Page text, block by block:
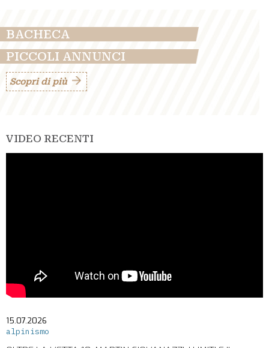
BACHECA
PICCOLI ANNUNCI
Scopri di più
VIDEO RECENTI
15.07.2026
alpinismo